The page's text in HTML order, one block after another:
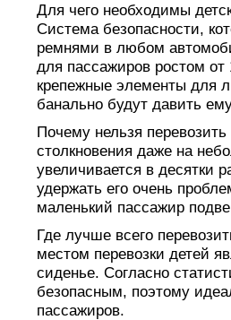
Для чего необходимы
Система безопасности,
ремнями в любом
для пассажиров ростом
крепежные элементы для
банально будут давить
Почему нельзя
столкновения даже на
увеличивается в десятки
удержать его очень
маленький пассажир
Где лучше всего
местом перевозки детей
сиденье. Согласно
безопасным, поэтому
пассажиров.